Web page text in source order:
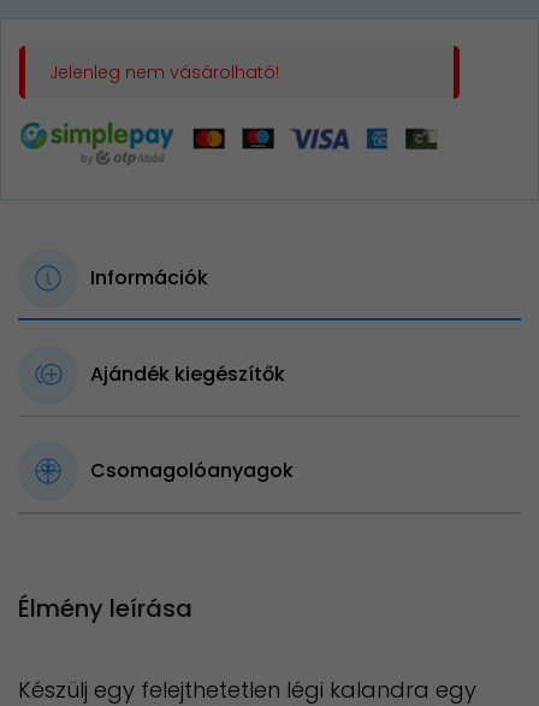
Jelenleg nem vásárolható!
Információk
Ajándék kiegészítők
Csomagolóanyagok
Élmény leírása
Készülj egy felejthetetlen légi kalandra egy